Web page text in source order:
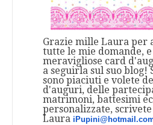
Grazie mille Laura per
tutte le mie domande,
meravigliose card
a seguirla sul suo blog!
sono piaciuti e volete
d'auguri, delle
matrimoni, battesimi
personalizzate, scrivete
Laura